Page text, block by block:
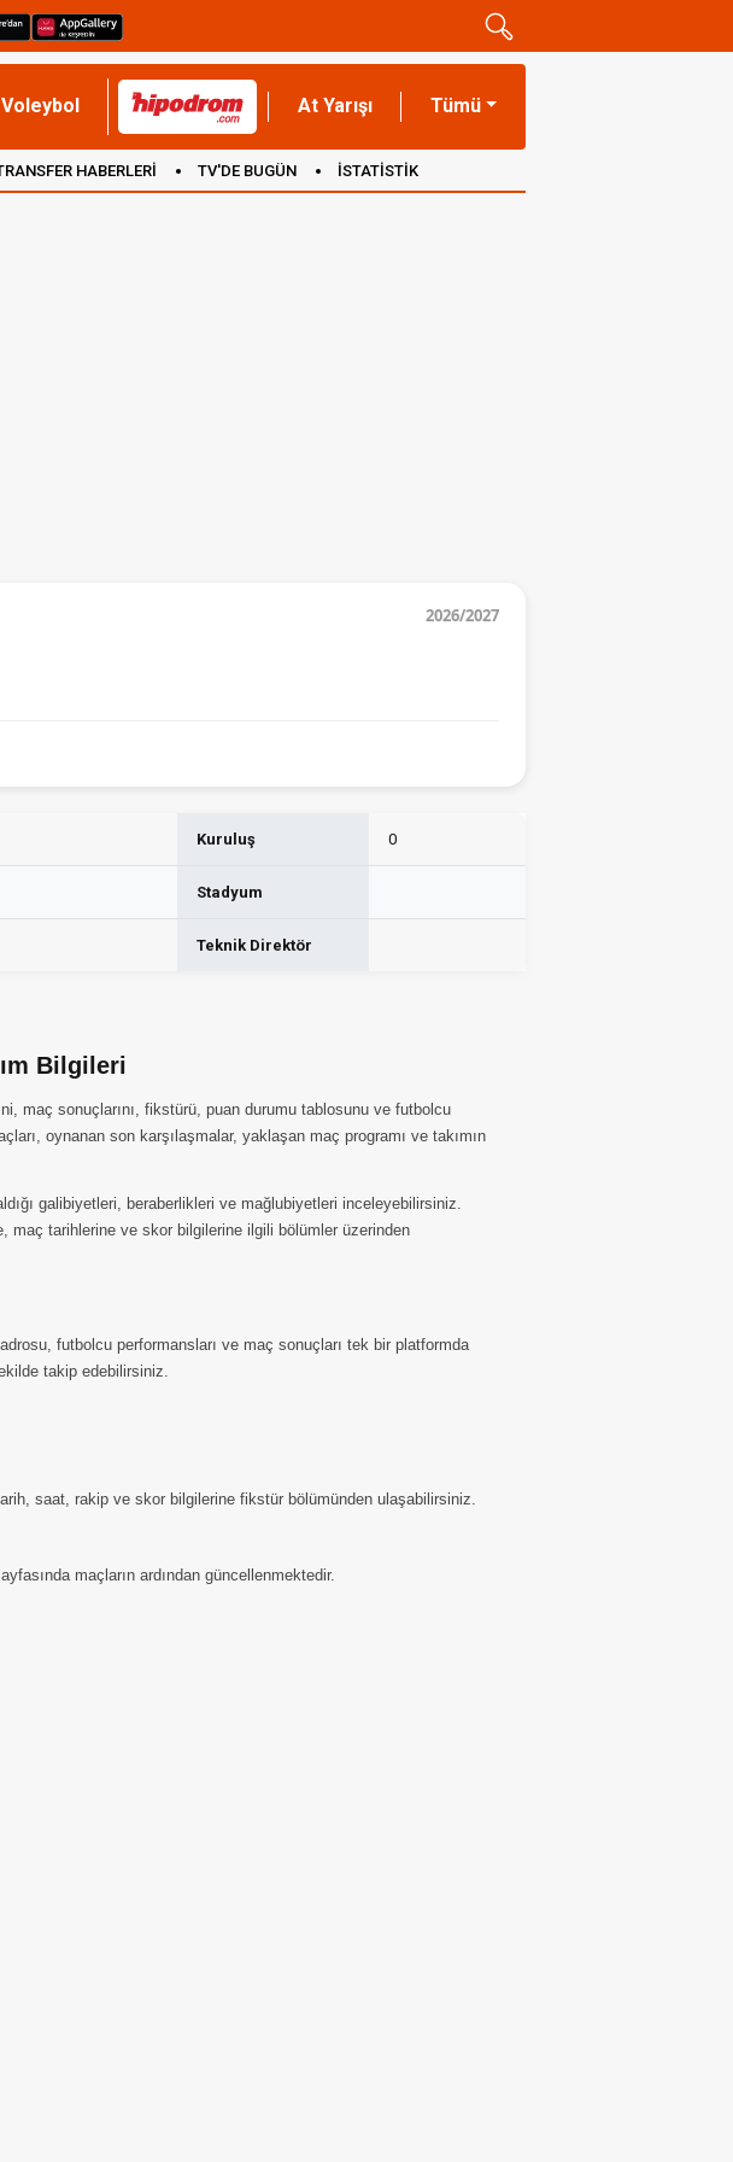
Voleybol At Yarışı Tümü
HABERLERİ TV'DE BUGÜN İSTATİSTİK
2026/2027
Kuruluş 0
Stadyum
Teknik Direktör
Bilgileri
maç sonuçlarını, fikstürü, puan durumu tablosunu ve futbolcu
oynanan son karşılaşmalar, yaklaşan maç programı ve takımın
galibiyetleri, beraberlikleri ve mağlubiyetleri inceleyebilirsiniz.
maç tarihlerine ve skor bilgilerine ilgili bölümler üzerinden
futbolcu performansları ve maç sonuçları tek bir platformda
takip edebilirsiniz.
saat, rakip ve skor bilgilerine fikstür bölümünden ulaşabilirsiniz.
maçların ardından güncellenmektedir.